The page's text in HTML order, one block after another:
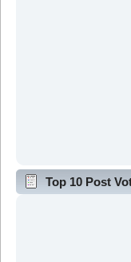
Top 10 Post